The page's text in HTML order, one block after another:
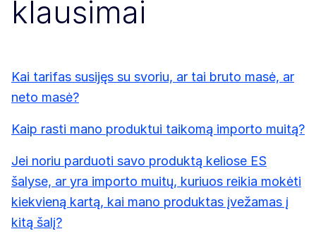
klausimai
Kai tarifas susijęs su svoriu, ar tai bruto masė, ar
neto masė?
Kaip rasti mano produktui taikomą importo muitą?
Jei noriu parduoti savo produktą keliose ES
šalyse, ar yra importo muitų, kuriuos reikia mokėti
kiekvieną kartą, kai mano produktas įvežamas į
kitą šalį?